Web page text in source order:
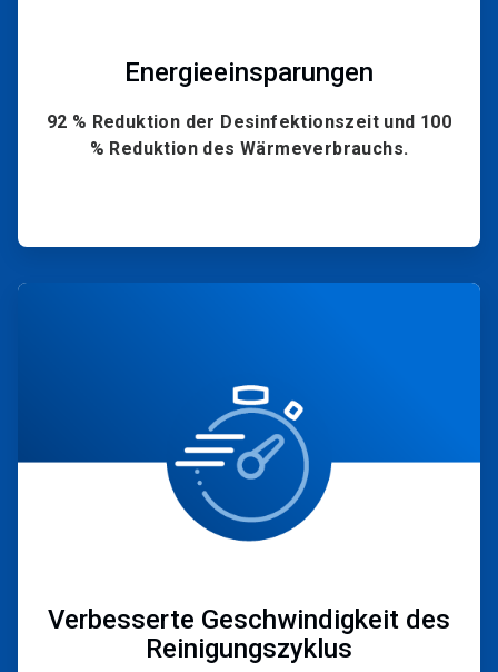
Energieeinsparungen
92 % Reduktion der Desinfektionszeit und 100
% Reduktion des Wärmeverbrauchs.
Verbesserte Geschwindigkeit des
Reinigungszyklus